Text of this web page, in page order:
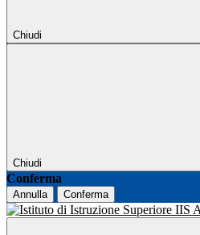
Chiudi
Chiudi
Conferma
Annulla Conferma